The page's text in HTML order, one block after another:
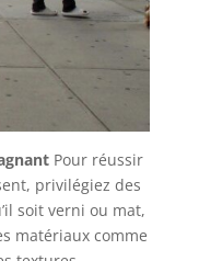
Pour réussir
privilégiez des
soit verni ou mat,
matériaux comme